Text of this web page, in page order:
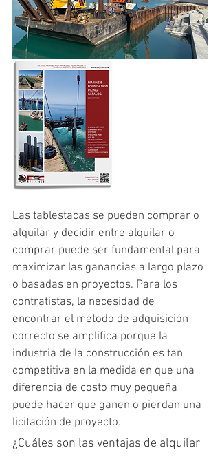
Las tablestacas se pueden comprar o
alquilar y decidir entre alquilar o
comprar puede ser fundamental para
maximizar las ganancias a largo plazo
o basadas en proyectos. Para los
contratistas, la necesidad de
encontrar el método de adquisición
correcto se amplifica porque la
industria de la construcción es tan
competitiva en la medida en que una
diferencia de costo muy pequeña
puede hacer que ganen o pierdan una
licitación de proyecto.
¿Cuáles son las ventajas de alquilar